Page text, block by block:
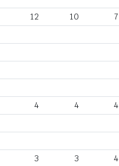
12 10 7
4 4 4
3 3 4